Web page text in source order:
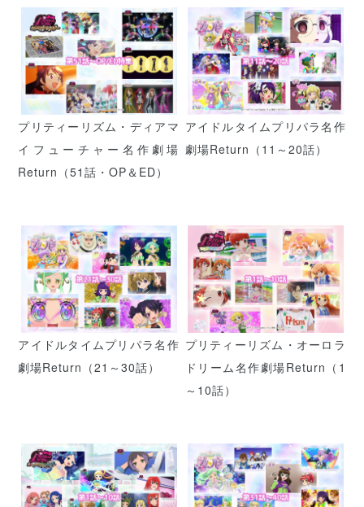
プリティーリズム・ディアマ
イフューチャー名作劇場
Return（51話・OP＆ED）
アイドルタイムプリパラ名作
劇場Return（11～20話）
アイドルタイムプリパラ名作
劇場Return（21～30話）
プリティーリズム・オーロラ
ドリーム名作劇場Return（1
～10話）